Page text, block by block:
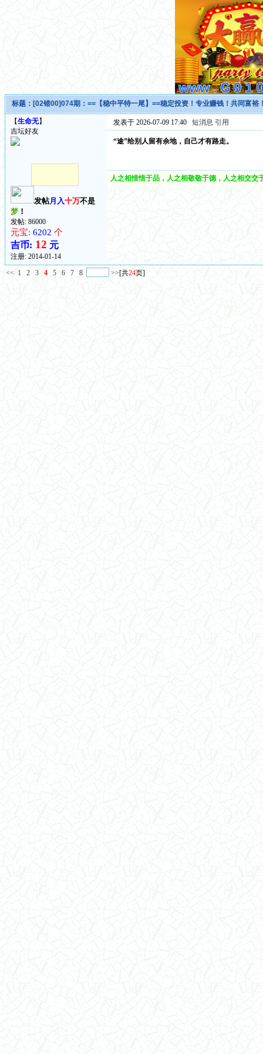
标题： [02错00]074期：==【稳中平特一尾】==稳定投资！专业赚钱！共同富裕
【生命无】
吉坛好友
发帖月入十万不是
梦！
发帖: 86000
元宝: 6202 个
吉币: 12 元
注册: 2014-01-14
发表于 2026-07-09 17:40 短消息 引用
“途”给别人留有余地，自己才有路走。
人之相惜惜于品，人之相敬敬于德，人之相交
<< 1 2 3 4 5 6 7 8 >>[共24页]